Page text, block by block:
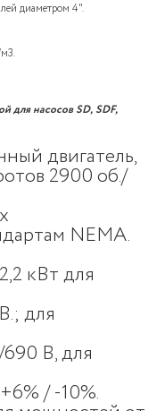
диаметром 4".
для насосов SD, SDF,
двигатель,
2900 об./
NEMA.
кВт для
для
В, для
/ -10%.